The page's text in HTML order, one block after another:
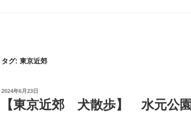
タグ: 東京近郊
投
2024年6月23日
【東京近郊 犬散歩】 水元公園